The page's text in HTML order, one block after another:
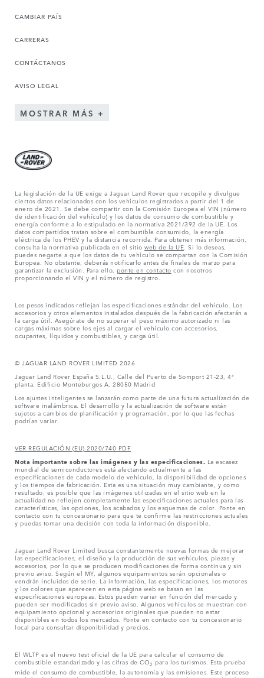
CAMBIAR PAÍS
CARRERAS
CONTÁCTANOS
AVISO LEGAL
MOSTRAR MÁS
La legislación de la UE exige a Jaguar Land Rover que recopile y divulgue
ciertos datos relacionados con los vehículos registrados a partir del 1 de
enero de 2021. Se debe compartir con la Comisión Europea el VIN (número
de identificación del vehículo) y los datos de consumo de combustible y
energía conforme a lo estipulado en la normativa 2021/392 de la UE. Los
datos compartidos tratan sobre el combustible consumido, la energía
eléctrica de los PHEV y la distancia recorrida. Para obtener más información,
consulta la normativa publicada en el sitio web de la UE . Si lo deseas,
puedes negarte a que los datos de tu vehículo se compartan con la Comisión
Europea. No obstante, deberás notificarlo antes de finales de marzo para
garantizar la exclusión. Para ello, ponte en contacto con nosotros
proporcionando el VIN y el número de registro.
Los pesos indicados reflejan las especificaciones estándar del vehículo. Los
accesorios y otros elementos instalados después de la fabricación afectarán a
la carga útil. Asegúrate de no superar el peso máximo autorizado ni las
cargas máximas sobre los ejes al cargar el vehículo con accesorios,
ocupantes, líquidos y combustibles, y carga útil.
© JAGUAR LAND ROVER LIMITED 2026
Jaguar Land Rover España S.L.U., Calle del Puerto de Somport 21-23, 4ª
planta, Edificio Monteburgos A, 28050 Madrid
Los ajustes inteligentes se lanzarán como parte de una futura actualización de
software inalámbrica. El desarrollo y la actualización de software están
sujetos a cambios de planificación y programación, por lo que las fechas
podrían variar.
VER REGULACIÓN (EU) 2020/740 PDF
Nota importante sobre las imágenes y las especificaciones. La escasez
mundial de semiconductores está afectando actualmente a las
especificaciones de cada modelo de vehículo, la disponibilidad de opciones
y los tiempos de fabricación. Esta es una situación muy cambiante, y como
resultado, es posible que las imágenes utilizadas en el sitio web en la
actualidad no reflejen completamente las especificaciones actuales para las
características, las opciones, los acabados y los esquemas de color. Ponte en
contacto con tu concesionario para que te confirme las restricciones actuales
y puedas tomar una decisión con toda la información disponible.
Jaguar Land Rover Limited busca constantemente nuevas formas de mejorar
las especificaciones, el diseño y la producción de sus vehículos, piezas y
accesorios, por lo que se producen modificaciones de forma continua y sin
previo aviso. Según el MY, algunos equipamientos serán opcionales o
vendrán incluidos de serie. La información, las especificaciones, los motores
y los colores que aparecen en esta página web se basan en las
especificaciones europeas. Estos pueden variar en función del mercado y
pueden ser modificados sin previo aviso. Algunos vehículos se muestran con
equipamiento opcional y accesorios originales que pueden no estar
disponibles en todos los mercados. Ponte en contacto con tu concesionario
local para consultar disponibilidad y precios.
El WLTP es el nuevo test oficial de la UE para calcular el consumo de
combustible estandarizado y las cifras de CO2 para los turismos. Esta prueba
mide el consumo de combustible, la autonomía y las emisiones. Este proceso